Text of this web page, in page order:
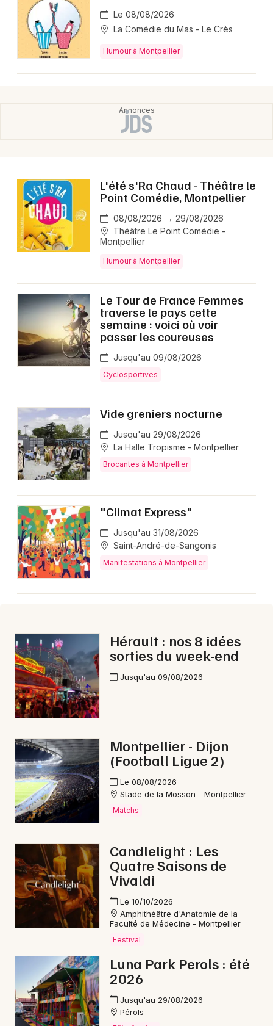
Le 08/08/2026
La Comédie du Mas - Le Crès
Humour à Montpellier
L'été s'Ra Chaud - Théâtre le
Point Comédie, Montpellier
08/08/2026 → 29/08/2026
Théâtre Le Point Comédie -
Montpellier
Humour à Montpellier
Le Tour de France Femmes
traverse le pays cette
semaine : voici où voir
passer les coureuses
Jusqu'au 09/08/2026
Cyclosportives
Vide greniers nocturne
Jusqu'au 29/08/2026
La Halle Tropisme - Montpellier
Brocantes à Montpellier
"Climat Express"
Jusqu'au 31/08/2026
Saint-André-de-Sangonis
Manifestations à Montpellier
Hérault : nos 8 idées
sorties du week-end
Jusqu'au 09/08/2026
Montpellier - Dijon
(Football Ligue 2)
Le 08/08/2026
Stade de la Mosson - Montpellier
Matchs
Candlelight : Les
Quatre Saisons de
Vivaldi
Le 10/10/2026
Amphithéâtre d'Anatomie de la
Faculté de Médecine - Montpellier
Festival
Luna Park Perols : été
2026
Jusqu'au 29/08/2026
Pérols